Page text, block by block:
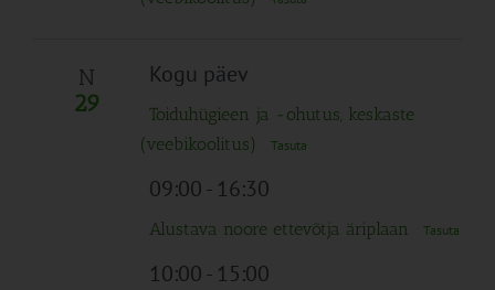
N
29
Kogu päev
Toiduhügieen ja -ohutus, keskaste
(veebikoolitus)
Tasuta
09:00- 16:30
Alustava noore ettevõtja äriplaan Tasuta
10:00- 15:00